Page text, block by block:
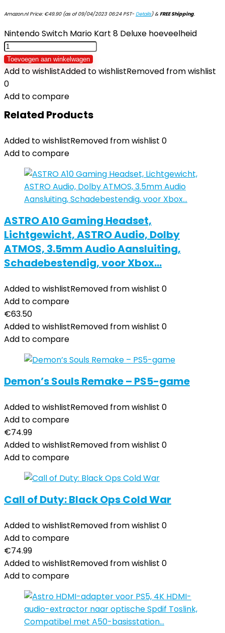
Amazon.nl Price: €49.90(as of 09/04/2023 06:24 PST-Details)&FREE Shipping.
Nintendo Switch Mario Kart 8 Deluxe hoeveelheid
Toevoegen aan winkelwagen
Add to wishlistAdded to wishlistRemoved from wishlist
0
Add to compare
Related Products
Added to wishlistRemoved from wishlist 0
Add to compare
ASTRO A10 Gaming Headset,
Lichtgewicht, ASTRO Audio, Dolby
ATMOS, 3.5mm Audio Aansluiting,
Schadebestendig, voor Xbox…
Added to wishlistRemoved from wishlist 0
Add to compare
€63.50
Added to wishlistRemoved from wishlist 0
Add to compare
Demon’s Souls Remake – PS5-game
Added to wishlistRemoved from wishlist 0
Add to compare
€74.99
Added to wishlistRemoved from wishlist 0
Add to compare
Call of Duty: Black Ops Cold War
Added to wishlistRemoved from wishlist 0
Add to compare
€74.99
Added to wishlistRemoved from wishlist 0
Add to compare